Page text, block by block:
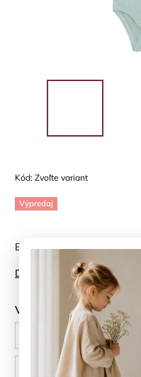
Kód: Zvoľte variant
Výpredaj
Body s krátkym rukávom v
Detailné informácie
Veľkosť
68 cm
86 cm